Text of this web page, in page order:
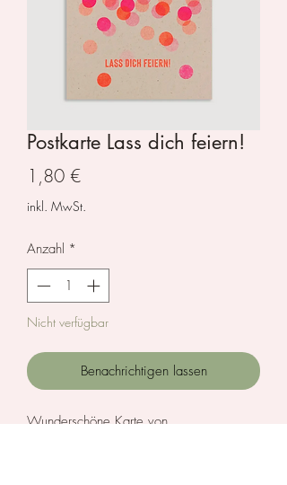
Postkarte Lass dich feiern!
1,80 €Preis
inkl. MwSt.
Anzahl *
Nicht verfügbar
Benachrichtigen lassen
Wunderschöne Karte von